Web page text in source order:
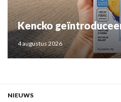
Kencko
4 augustus 2026
NIEUWS